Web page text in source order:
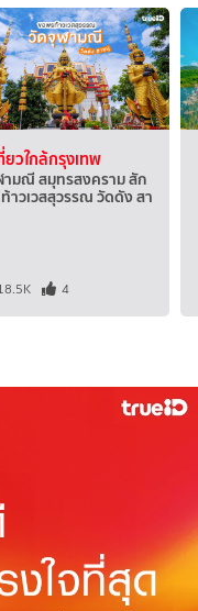
ยวใกล้กรุงเทพ
มณี สมุทรสงคราม สัก
ท้าวเวสสุวรรณ วัดดัง สา
4